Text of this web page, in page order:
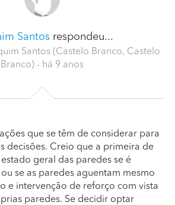
Santosrespondeu...
Santos (Castelo Branco, Castelo
Branco) - há 9 anos
que se têm de considerar para
decisões. Creio que a primeira de
geral das paredes se é
se as paredes aguentam mesmo
e intervenção de reforço com vista
paredes. Se decidir optar